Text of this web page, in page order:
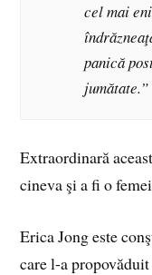
cel mai
panică
jumătate.”
Extraordinară
cineva şi a fi o
Erica Jong este
care l-a